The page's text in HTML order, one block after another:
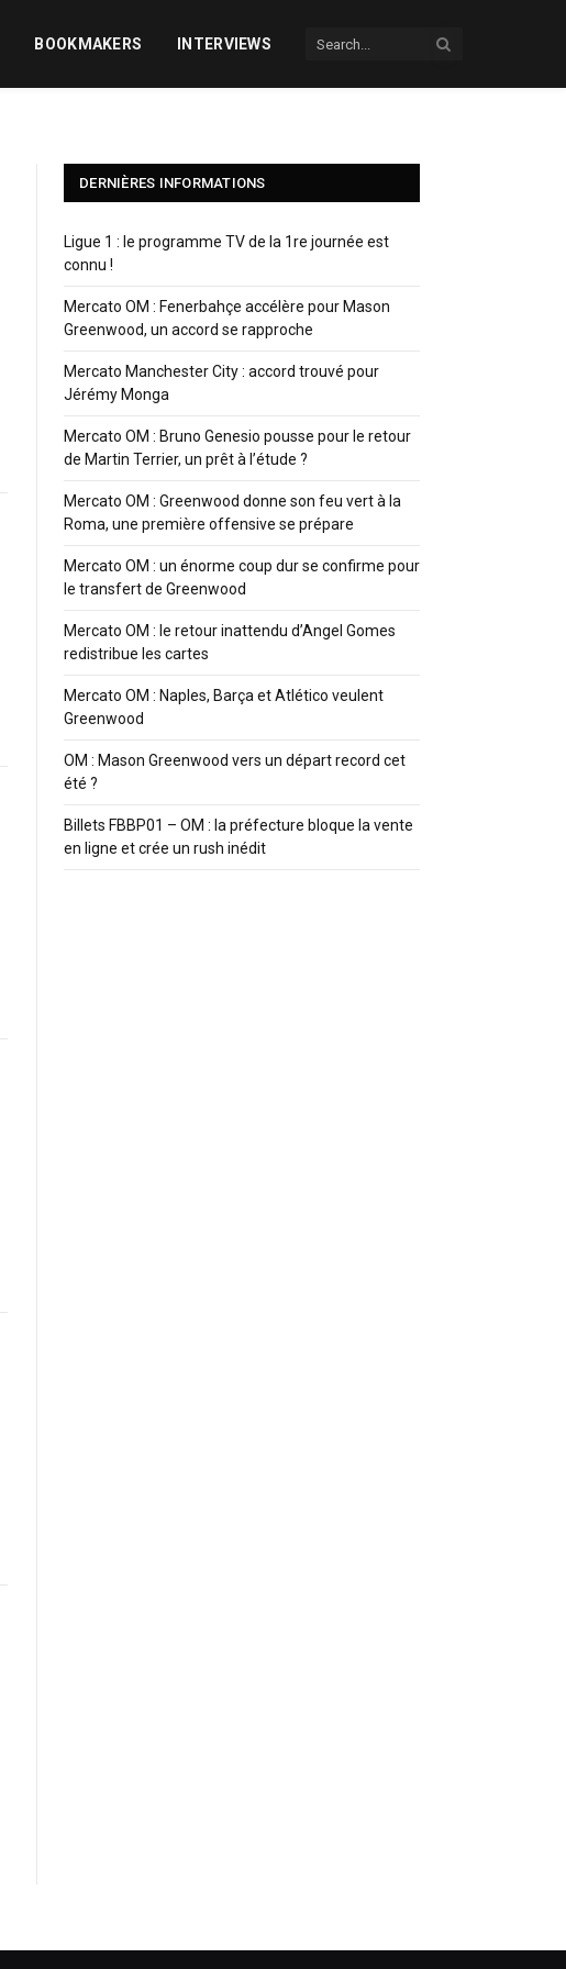
BOOKMAKERS INTERVIEWS
DERNIÈRES INFORMATIONS
Ligue 1 : le programme TV de la 1re journée est
connu !
Mercato OM : Fenerbahçe accélère pour Mason
Greenwood, un accord se rapproche
Mercato Manchester City : accord trouvé pour
Jérémy Monga
Mercato OM : Bruno Genesio pousse pour le retour
de Martin Terrier, un prêt à l’étude ?
Mercato OM : Greenwood donne son feu vert à la
Roma, une première offensive se prépare
Mercato OM : un énorme coup dur se confirme pour
le transfert de Greenwood
Mercato OM : le retour inattendu d’Angel Gomes
redistribue les cartes
Mercato OM : Naples, Barça et Atlético veulent
Greenwood
OM : Mason Greenwood vers un départ record cet
été ?
Billets FBBP01 – OM : la préfecture bloque la vente
en ligne et crée un rush inédit